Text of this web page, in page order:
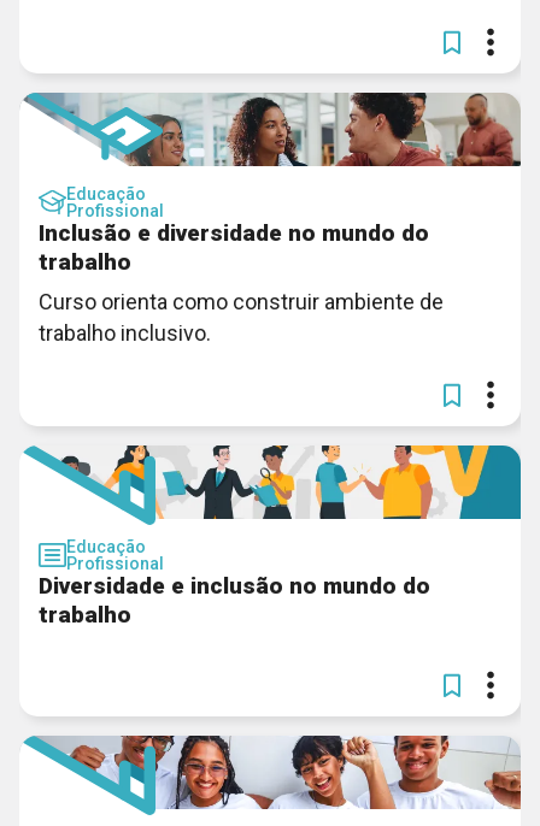
Educação
Profissional
Inclusão e diversidade no mundo do
trabalho
Curso orienta como construir ambiente de
trabalho inclusivo.
Educação
Profissional
Diversidade e inclusão no mundo do
trabalho